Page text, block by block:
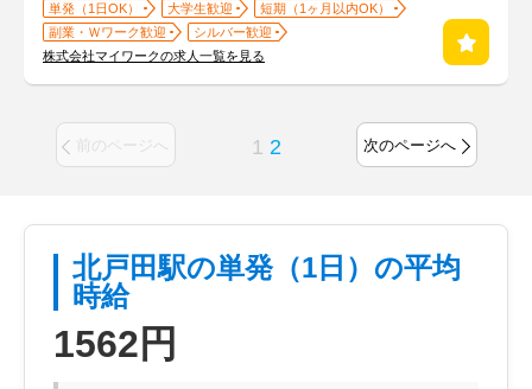
単発（1日OK） 大学生歓迎
短期（1ヶ月以内OK）
副業・Ｗワーク歓迎
シルバー歓迎
株式会社マイワークの求人一覧を見る
前のページへ 1 2 次のページへ
北戸田駅の単発（1日）の平均
時給
1562円